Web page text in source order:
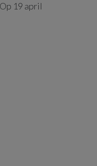
19 april